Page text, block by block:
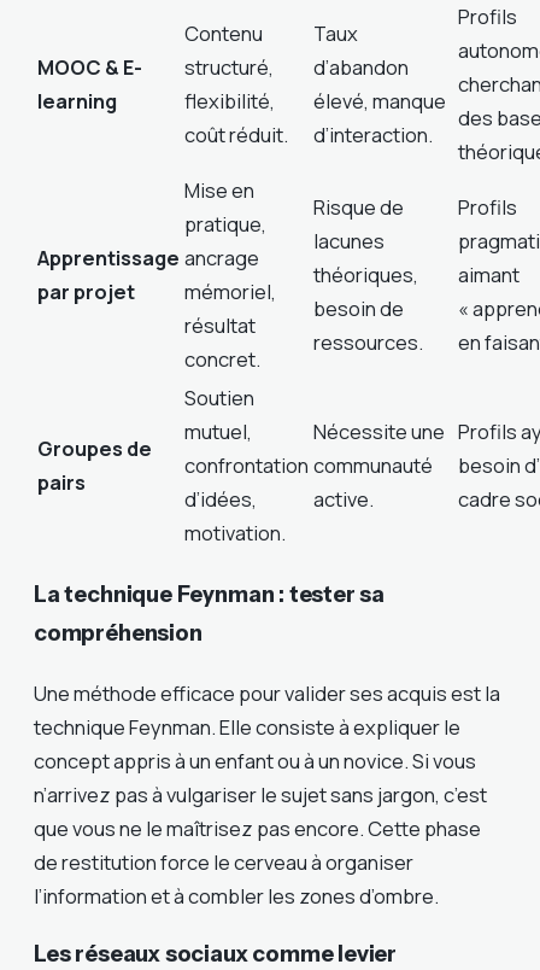
MOOC & E-
learning
Contenu
structuré,
flexibilité,
coût réduit.
Taux
d’abandon
élevé, manque
d’interaction.
Profils
des
Apprentissage
par projet
Mise en
pratique,
ancrage
mémoriel,
résultat
concret.
Risque de
lacunes
théoriques,
besoin de
ressources.
Profils
aimant
«
en
Groupes de
pairs
Soutien
mutuel,
confrontation
d’idées,
motivation.
Nécessite une
communauté
active.
Profils
besoin
cadre
La technique Feynman : tester sa
compréhension
Une méthode efficace pour valider ses acquis est la
technique Feynman. Elle consiste à expliquer le
concept appris à un enfant ou à un novice. Si vous
n’arrivez pas à vulgariser le sujet sans jargon, c’est
que vous ne le maîtrisez pas encore. Cette phase
de restitution force le cerveau à organiser
l’information et à combler les zones d’ombre.
Les réseaux sociaux comme levier